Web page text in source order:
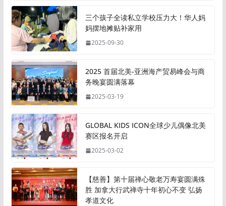
三个孩子全读私立学校压力大！华人妈
妈摆地摊贴补家用
2025-09-30
2025 首届北美-亚洲海产贸易峰会与商
务晚宴圆满落幕
2025-03-19
GLOBAL KIDS ICON全球少儿偶像北美
赛区报名开启
2025-03-02
【慈善】第十届禅心敬老万寿宴圆满殊
胜 加拿大行武禅寺十年初心不变 弘扬
孝道文化